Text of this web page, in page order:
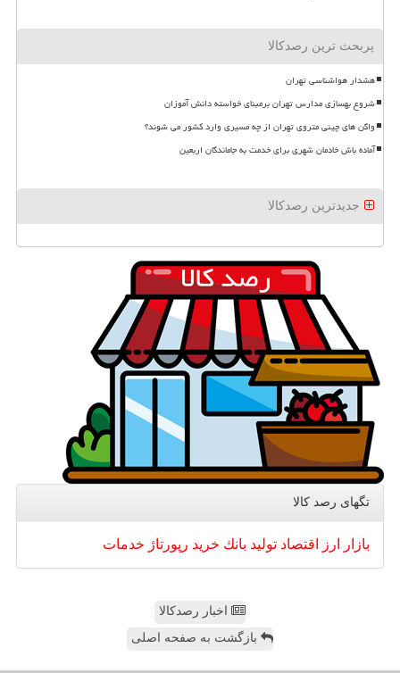
پربحث ترین رصدکالا
هشدار هواشناسی تهران
شروع بهسازی مدارس تهران برمبنای خواسته دانش آموزان
واگن های چینی متروی تهران از چه مسیری وارد کشور می شوند؟
آماده باش خادمان شهری برای خدمت به جاماندگان اربعین
جدیدترین رصدکالا
تگهای رصد كالا
بازار ارز اقتصاد تولید بانك خرید رپورتاژ خدمات
اخبار رصدکالا
بازگشت به صفحه اصلی